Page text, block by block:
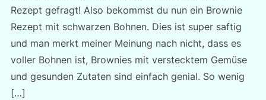
Rezept gefragt! Also bekommst du nun ein Brownie
Rezept mit schwarzen Bohnen. Dies ist super saftig
und man merkt meiner Meinung nach nicht, dass es
voller Bohnen ist, Brownies mit verstecktem Gemüse
und gesunden Zutaten sind einfach genial. So wenig
[…]